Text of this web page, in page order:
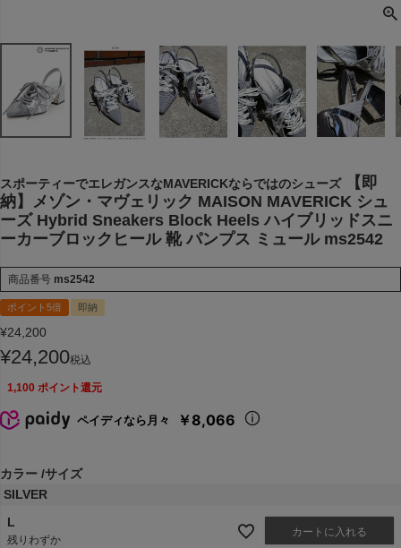
スポーティーでエレガンスなMAVERICKならではのシューズ
【即
納】メゾン・マヴェリック MAISON MAVERICK シュ
ーズ Hybrid Sneakers Block Heels ハイブリッドスニ
ーカーブロックヒール 靴 パンプス ミュール ms2542
商品番号 ms2542
ポイント5倍 即納
¥24,200
¥24,200税込
1,100 ポイント還元
ペイディなら月々 ￥8,066
カラー サイズ
SILVER
L
残りわずか
カートに入れる